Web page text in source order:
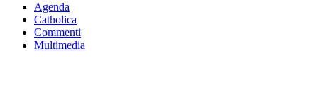
Agenda
Catholica
Commenti
Multimedia